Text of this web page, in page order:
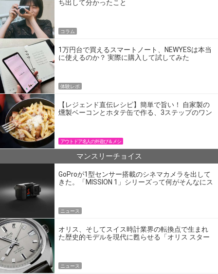
ち出して分かったこと
コラム
1万円台で買えるスマートノート、NEWYESは本当
に使えるのか？ 実際に購入して試してみた
体験レポ
【レジェンド直伝レシピ】簡単で旨い！ 自家製の
燻製ベーコンとホタテ缶で作る、3ステップのワン
アウトドア名人の外遊び＆メシ
マンスリーチョイス
GoProが1型センサー搭載のシネマカメラを出して
きた。「MISSION 1」シリーズって何がそんなにス
ニュース
オリス、そしてスイス時計業界の転換点で生まれ
た歴史的モデルを現代に甦らせる「オリス スター
ニュース